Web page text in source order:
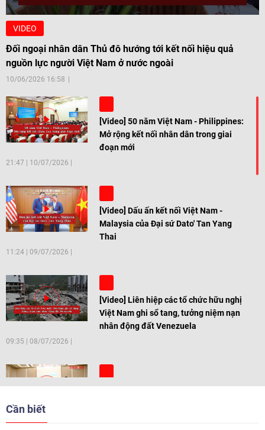
VIDEO
Đối ngoại nhân dân Thủ đô hướng tới kết nối hiệu quả
nguồn lực người Việt Nam ở nước ngoài
10/06/2026 16:58
[Video] 50 năm Việt Nam - Philippines:
Mở rộng kết nối nhân dân trong giai
đoạn mới
21:47 10/07/2026
[Video] Dấu ấn kết nối Việt Nam -
Malaysia của Đại sứ Dato' Tan Yang
Thai
11:24 09/07/2026
[Video] Liên hiệp các tổ chức hữu nghị
Việt Nam ghi sổ tang, tưởng niệm nạn
nhân động đất Venezuela
09:35 08/07/2026
[Video] Trẻ em Đông Á cùng kiến tạo
Cần biết